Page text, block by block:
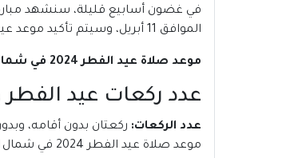
الموافق 11 أبريل، وسيتم تأكيد موعد عيد الفطر 2024 فى عمان، بعد استطلاع هلال شهر شوال.
موعد صلاة عيد الفطر 2024 في شمال الشرقية | عمان
عدد ركعات عيد الفطر
عدد الركعات: ركعتان بدون أقامه،
موعد صلاة عيد الفطر 2024 في شمال الشرقية | عمان